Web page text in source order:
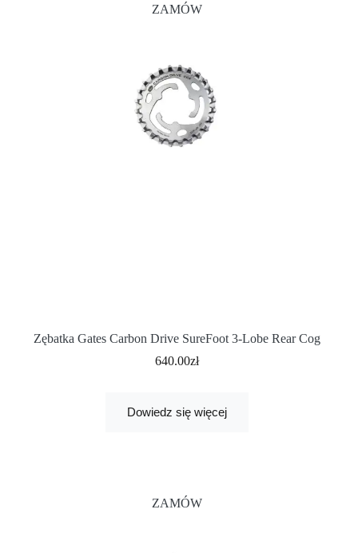
ZAMÓW
Zębatka Gates Carbon Drive SureFoot 3-Lobe Rear Cog
640.00zł
Dowiedz się więcej
ZAMÓW